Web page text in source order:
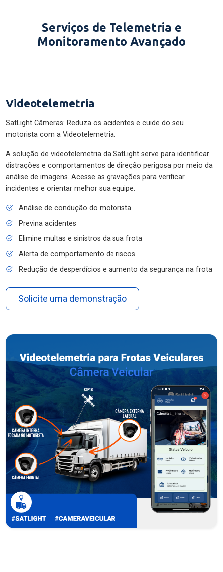
Serviços de Telemetria e
Monitoramento Avançado
Videotelemetria
SatLight Câmeras: Reduza os acidentes e cuide do seu
motorista com a Videotelemetria.
A solução de videotelemetria da SatLight serve para identificar
distrações e comportamentos de direção perigosa por meio da
análise de imagens. Acesse as gravações para verificar
incidentes e orientar melhor sua equipe.
Análise de condução do motorista
Previna acidentes
Elimine multas e sinistros da sua frota
Alerta de comportamento de riscos
Redução de desperdícios e aumento da segurança na frota
Solicite uma demonstração